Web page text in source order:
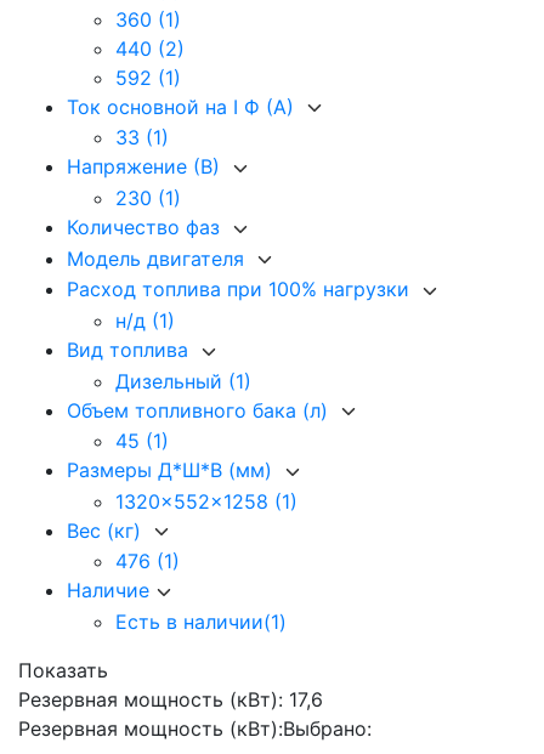
360 (1)
440 (2)
592 (1)
Ток основной на I Ф (А)
33 (1)
Напряжение (В)
230 (1)
Количество фаз
Модель двигателя
Расход топлива при 100% нагрузки
н/д (1)
Вид топлива
Дизельный (1)
Объем топливного бака (л)
45 (1)
Размеры Д*Ш*В (мм)
1320x552x1258 (1)
Вес (кг)
476 (1)
Наличие
Есть в наличии(1)
Показать
Резервная мощность (кВт): 17,6
Резервная мощность (кВт):Выбрано: